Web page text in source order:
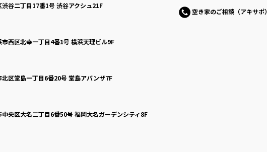
谷二丁目17番1号 渋谷アクシュ21F
西区北幸一丁目4番1号 横浜天理ビル9F
北区堂島一丁目6番20号 堂島アバンザ7F
央区大名二丁目6番50号 福岡大名ガーデンシティ8F
空き家のご相談（アキサポ）